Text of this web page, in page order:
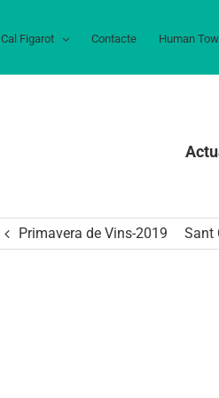
Cal Figarot Contacte Human
Primavera de Vins-2019 Sant